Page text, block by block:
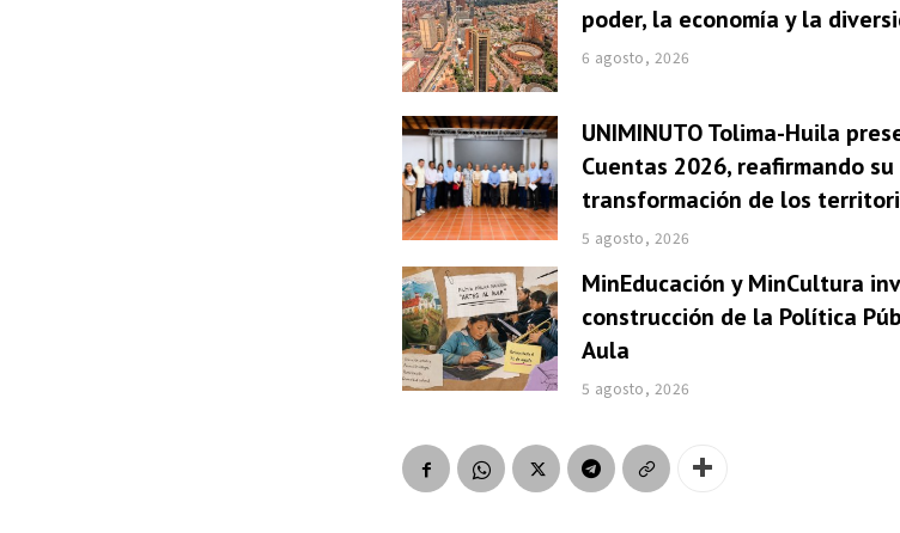
poder, la economía y la
6 agosto, 2026
UNIMINUTO Tolima-Huila
Cuentas 2026, reafirmando
transformación de los
5 agosto, 2026
MinEducación y MinCultura
construcción de la Política
Aula
5 agosto, 2026